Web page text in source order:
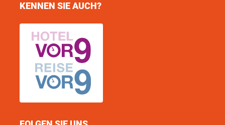
KENNEN SIE AUCH?